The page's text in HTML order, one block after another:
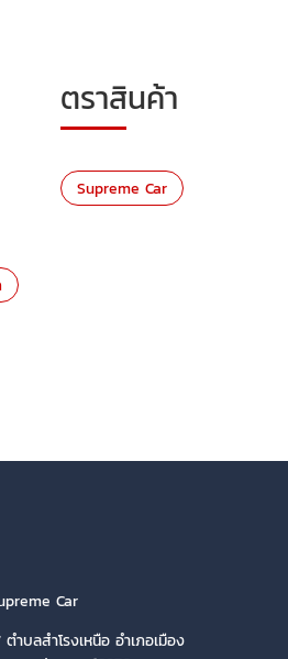
ตราสินค้า
Supreme Car
Car
ำบลสำโรงเหนือ อำเภอเมือง